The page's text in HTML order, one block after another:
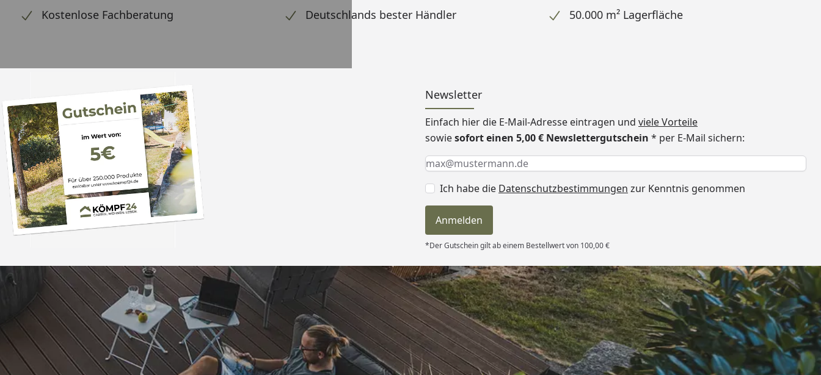
Kostenlose Fachberatung Deutschlands bester Händler 50.000 m² Lagerfläche
Newsletter
Einfach hier die E-Mail-Adresse eintragen und viele Vorteile
sowiesofort einen 5,00 € Newslettergutschein * per E-Mail sichern:
Keine Eingabe erforderlich
Eingabe erforderlich
E-Mail *
Ich habe die Datenschutzbestimmungen zur Kenntnis genommen
Anmelden
*Der Gutschein gilt ab einem Bestellwert von 100,00 €
Trusted Shops
4,81/ 5
25.963 Bewertungen
„Schnellere Lieferung als
angekündigt. Produkt passt. “
07.08.2026
Versand